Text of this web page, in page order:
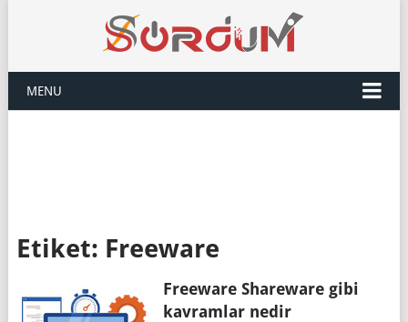
MENU
Etiket: Freeware
Freeware Shareware gibi
kavramlar nedir